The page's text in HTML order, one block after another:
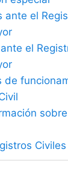
ante el
el
de
Civiles